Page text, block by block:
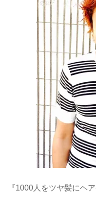
『1000人をツヤ髪にヘ